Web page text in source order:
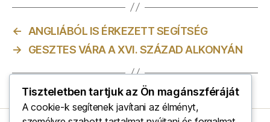
←
ANGLIÁBÓL IS ÉRKEZETT SEGÍTSÉG
→
GESZTES VÁRA A XVI. SZÁZAD ALKONYÁN
Tiszteletben tartjuk az Ön magánszféráját
A cookie-k segítenek javítani az élményt,